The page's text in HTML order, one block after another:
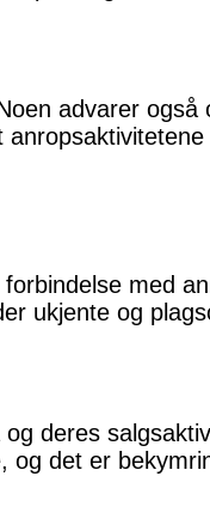
advarer
med
ukjente og
deres
det er